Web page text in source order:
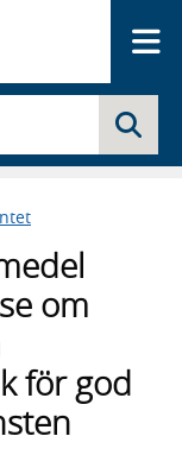
om
för god